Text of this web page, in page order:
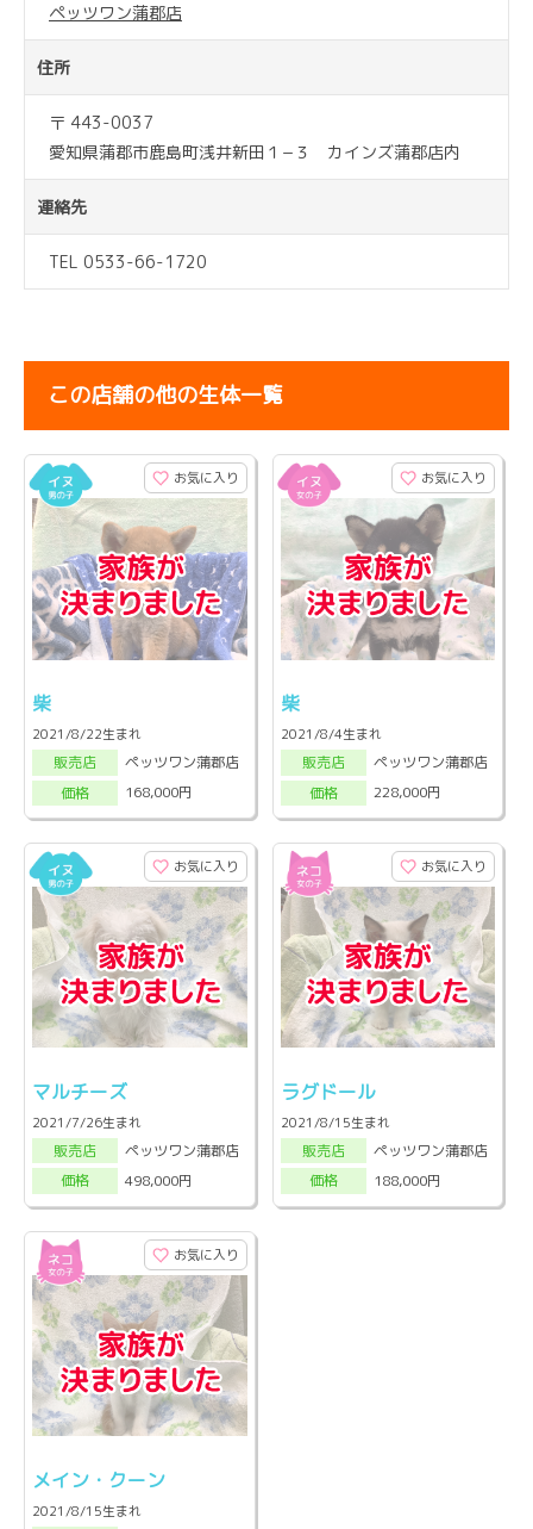
ペッツワン蒲郡店
住所
〒 443-0037
愛知県蒲郡市鹿島町浅井新田１−３ カインズ蒲郡店内
連絡先
TEL 0533-66-1720
この店舗の他の生体一覧
お気に入り
柴
2021/8/22生まれ
販売店
ペッツワン蒲郡店
価格
168,000円
お気に入り
柴
2021/8/4生まれ
販売店
ペッツワン蒲郡店
価格
228,000円
お気に入り
マルチーズ
2021/7/26生まれ
販売店
ペッツワン蒲郡店
価格
498,000円
お気に入り
ラグドール
2021/8/15生まれ
販売店
ペッツワン蒲郡店
価格
188,000円
お気に入り
メイン・クーン
2021/8/15生まれ